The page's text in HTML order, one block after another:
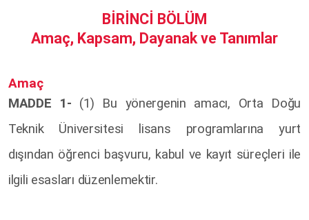
BİRİNCİ BÖLÜM
Amaç, Kapsam, Dayanak ve Tanımlar
Amaç
MADDE 1- (1) Bu yönergenin amacı, Orta Doğu
Teknik Üniversitesi lisans programlarına yurt
dışından öğrenci başvuru, kabul ve kayıt süreçleri ile
ilgili esasları düzenlemektir.